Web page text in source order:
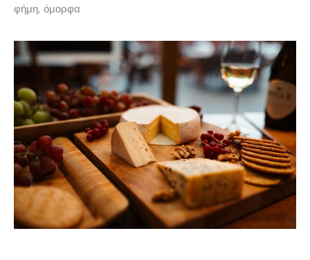
φήμη, όμορφα